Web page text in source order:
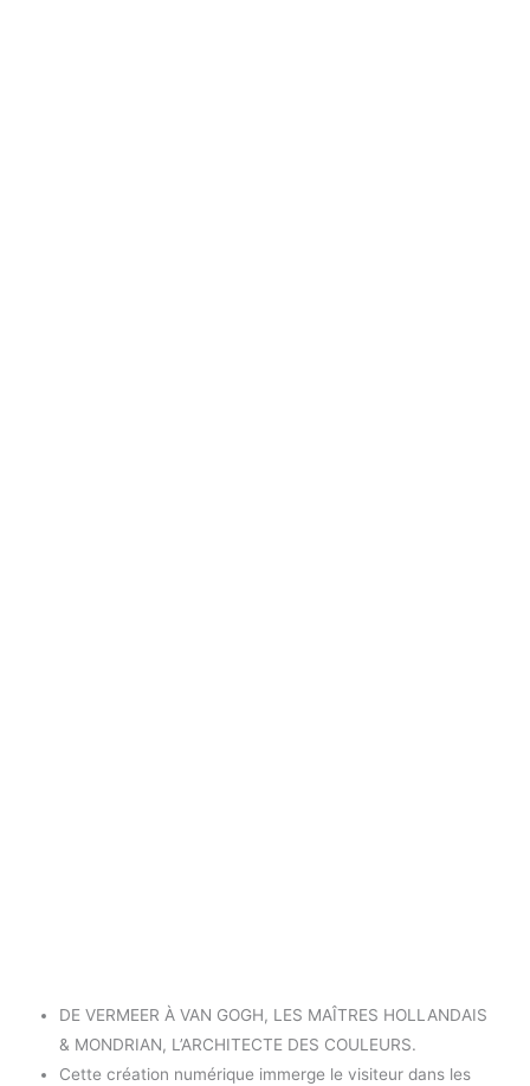
DE VERMEER À VAN GOGH, LES MAÎTRES HOLLANDAIS
& MONDRIAN, L’ARCHITECTE DES COULEURS.
Cette création numérique immerge le visiteur dans les